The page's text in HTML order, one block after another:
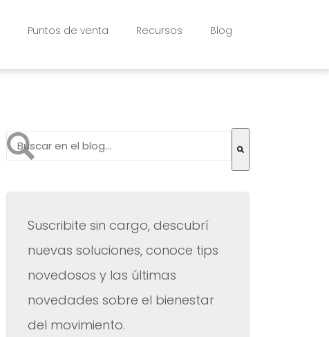
Puntos de venta Recursos Blog
Esto es un campo de búsqueda con una función de texto
Suscribite sin cargo, descubrí
nuevas soluciones, conoce tips
novedosos y las últimas
novedades sobre el bienestar
del movimiento.